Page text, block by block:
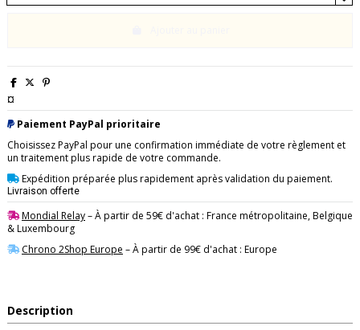
¤
Paiement PayPal prioritaire
Choisissez PayPal pour une confirmation immédiate de votre règlement et
un traitement plus rapide de votre commande.
Expédition préparée plus rapidement après validation du paiement.
Livraison offerte
Mondial Relay– À partir de 59€ d'achat : France métropolitaine, Belgique
& Luxembourg
Chrono 2Shop Europe – À partir de 99€ d'achat : Europe
Description